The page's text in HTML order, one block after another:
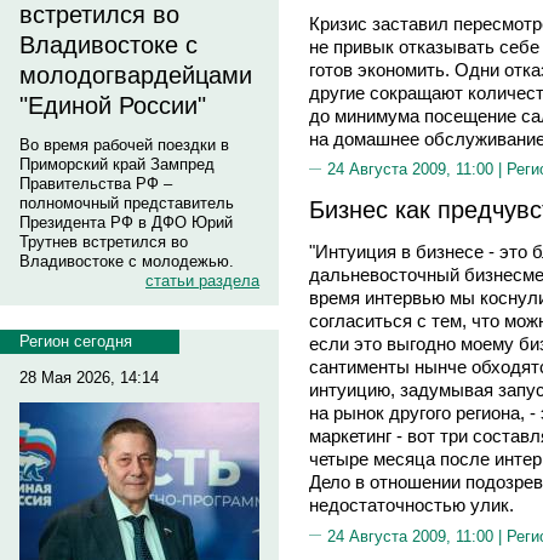
встретился во
Владивостоке с
молодогвардейцами
"Единой России"
Во время рабочей поездки в
Приморский край Зампред
Правительства РФ –
полномочный представитель
Президента РФ в ДФО Юрий
Трутнев встретился во
Владивостоке с молодежью.
статьи раздела
Регион сегодня
28 Мая 2026, 14:14
Кризис заставил
не привык отказывать
готов экономить. Одни
другие сокращают
до минимума посещение
на домашнее
24 Августа 2009, 11:00 |
Бизнес как
"Интуиция в бизнесе - это
дальневосточный
время интервью мы
согласиться с тем, что
если это выгодно моему
сантименты нынче
интуицию, задумывая
на рынок другого региона,
маркетинг - вот три
четыре месяца после
Дело в отношении
недостаточностью улик.
24 Августа 2009, 11:00 |